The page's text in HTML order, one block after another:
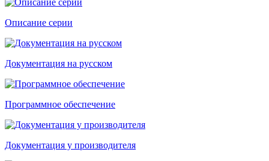
Описание серии
Документация на русском
Программное обеспечение
Документация у производителя